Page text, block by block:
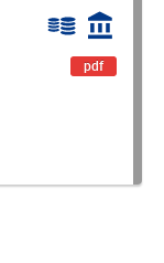
pdf